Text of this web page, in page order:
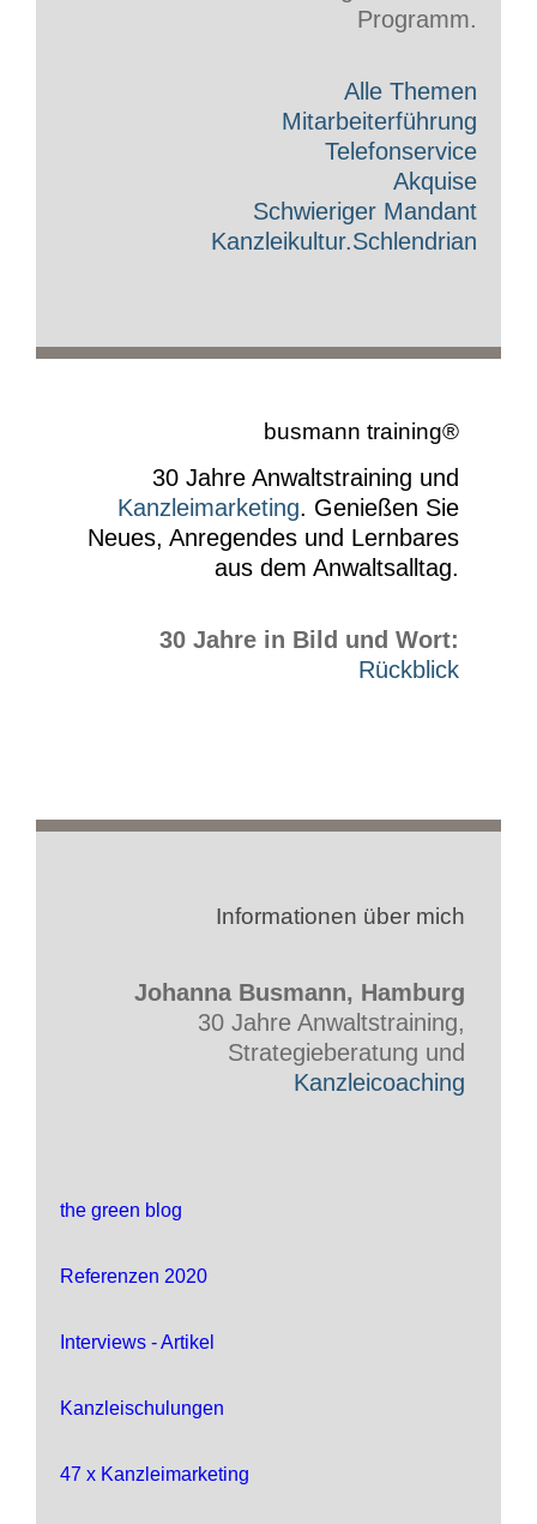
Programm.
Alle Themen
Mitarbeiterführung
Telefonservice
Akquise
Schwieriger Mandant
Kanzleikultur.Schlendrian
busmann training®
30 Jahre Anwaltstraining und
Kanzleimarketing. Genießen Sie
Neues, Anregendes und Lernbares
aus dem Anwaltsalltag.
30 Jahre in Bild und Wort:
Rückblick
Informationen über mich
Johanna Busmann, Hamburg
30 Jahre Anwaltstraining,
Strategieberatung und
Kanzleicoaching
the green blog
Referenzen 2020
Interviews - Artikel
Kanzleischulungen
47 x Kanzleimarketing